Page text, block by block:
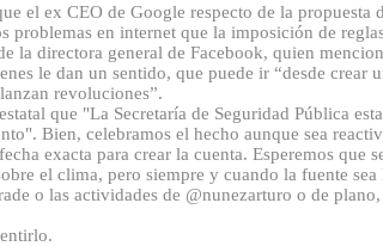
el ex CEO de Google respecto de la propuesta
problemas en internet que la imposición de
la directora general de Facebook, quien
le dan un sentido, que puede ir “desde crear
revoluciones”.
que "La Secretaría de Seguridad Pública
Bien, celebramos el hecho aunque sea
exacta para crear la cuenta. Esperemos que
el clima, pero siempre y cuando la fuente sea
o las actividades de @nunezarturo o de plano,